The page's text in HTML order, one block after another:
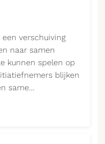
verschuiving
naar samen
kunnen spelen op
blijken
same…